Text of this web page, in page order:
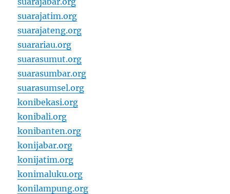
suarajatim.org
suarajateng.org
suarariau.org
suarasumut.org
suarasumbar.org
suarasumsel.org
konibekasi.org
konibali.org
konibanten.org
konijabar.org
konijatim.org
konimaluku.org
konilampung.org